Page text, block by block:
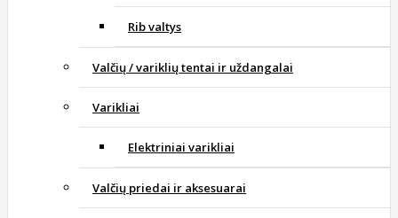
Rib valtys
Valčių / variklių tentai ir uždangalai
Varikliai
Elektriniai varikliai
Valčių priedai ir aksesuarai